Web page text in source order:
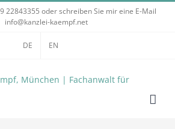
22843355 oder schreiben Sie mir eine E-Mail
info@kanzlei-kaempf.net
DE EN